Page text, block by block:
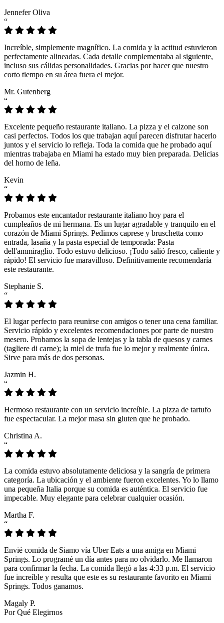
Jennefer Oliva
“
Increíble, simplemente magnífico. La comida y la actitud estuvieron
perfectamente alineadas. Cada detalle complementaba al siguiente,
incluso sus cálidas personalidades. Gracias por hacer que nuestro
corto tiempo en su área fuera el mejor.
Mr. Gutenberg
“
Excelente pequeño restaurante italiano. La pizza y el calzone son
casi perfectos. Todos los que trabajan aquí parecen disfrutar hacerlo
juntos y el servicio lo refleja. Toda la comida que he probado aquí
mientras trabajaba en Miami ha estado muy bien preparada. Delicias
del horno de leña.
Kevin
“
Probamos este encantador restaurante italiano hoy para el
cumpleaños de mi hermana. Es un lugar agradable y tranquilo en el
corazón de Miami Springs. Pedimos caprese y bruschetta como
entrada, lasaña y la pasta especial de temporada: Pasta
dell'ammiraglio. Todo estuvo delicioso. ¡Todo salió fresco, caliente y
rápido! El servicio fue maravilloso. Definitivamente recomendaría
este restaurante.
Stephanie S.
“
El lugar perfecto para reunirse con amigos o tener una cena familiar.
Servicio rápido y excelentes recomendaciones por parte de nuestro
mesero. Probamos la sopa de lentejas y la tabla de quesos y carnes
(tagliere di carne); la miel de trufa fue lo mejor y realmente única.
Sirve para más de dos personas.
Jazmin H.
“
Hermoso restaurante con un servicio increíble. La pizza de tartufo
fue espectacular. La mejor masa sin gluten que he probado.
Christina A.
“
La comida estuvo absolutamente deliciosa y la sangría de primera
categoría. La ubicación y el ambiente fueron excelentes. Yo lo llamo
una pequeña Italia porque su comida es auténtica. El servicio fue
impecable. Muy elegante para celebrar cualquier ocasión.
Martha F.
“
Envié comida de Siamo vía Uber Eats a una amiga en Miami
Springs. Lo programé un día antes para no olvidarlo. Me llamaron
para confirmar la fecha. La comida llegó a las 4:33 p.m. El servicio
fue increíble y resulta que este es su restaurante favorito en Miami
Springs. Todos ganamos.
Magaly P.
Por Qué Elegirnos